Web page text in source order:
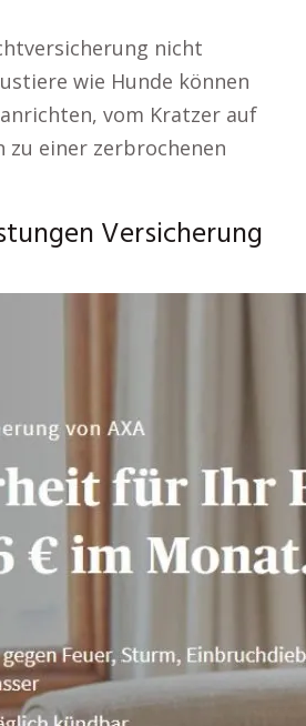
nicht
wie Hunde können
vom Kratzer auf
zu einer zerbrochenen
Versicherung